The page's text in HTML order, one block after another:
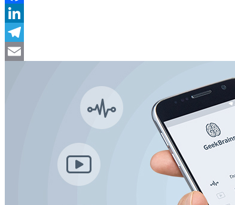
Facebook
LinkedIn
Telegram